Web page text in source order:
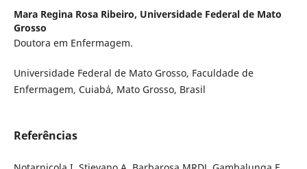
Mara Regina Rosa Ribeiro, Universidade Federal de Mato
Grosso
Doutora em Enfermagem.
Universidade Federal de Mato Grosso, Faculdade de
Enfermagem, Cuiabá, Mato Grosso, Brasil
Referências